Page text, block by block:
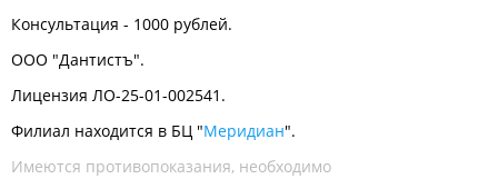
Консультация - 1000 рублей.
ООО "Дантистъ".
Лицензия ЛО-25-01-002541.
Филиал находится в БЦ "Меридиан".
Имеются противопоказания, необходимо